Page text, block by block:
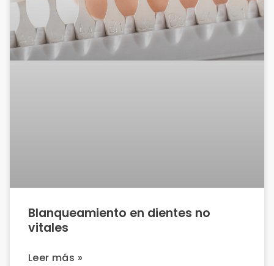
Blanqueamiento en dientes no
vitales
Leer más »